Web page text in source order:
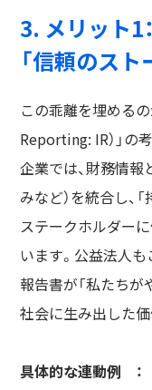
3. メリット1
「信頼のスト
この乖離を埋める
Reporting: IR）」の
企業では、財務情報
みなど）を統合し、
ステークホルダー
います。公益法人
報告書が「私たちが
社会に生み出した価
具体的な連動例 ：